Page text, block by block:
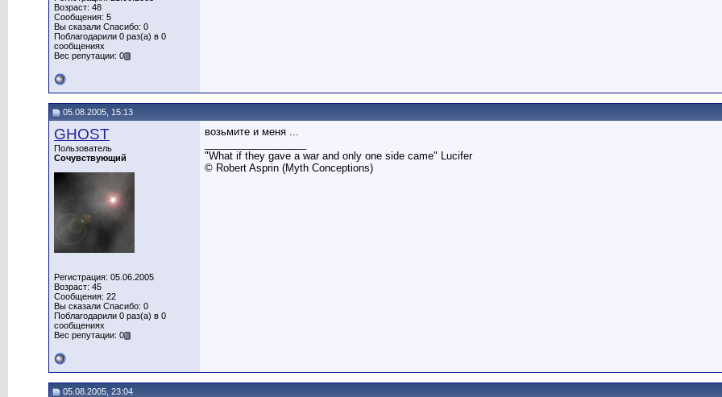
Возраст: 48
Сообщения: 5
Вы сказали Спасибо: 0
Поблагодарили 0 раз(а) в 0
сообщениях
Вес репутации: 0
05.08.2005, 15:13
GHOST
Пользователь
Сочувствующий
Регистрация: 05.06.2005
Возраст: 45
Сообщения: 22
Вы сказали Спасибо: 0
Поблагодарили 0 раз(а) в 0
сообщениях
Вес репутации: 0
возьмите и меня ...
"What if they gave a war and only one side came" Lucifer
© Robert Asprin (Myth Conceptions)
05.08.2005, 23:04